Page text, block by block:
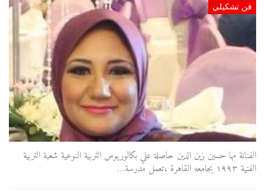
فن تشكيلي
الفنانة مها حسين زين الدين حاصلة علي بكالوريوس التربية النوعية شعبة التربية
الفنية ١٩٩٣ بجامعه القاهرة ،تعمل مدرسة…